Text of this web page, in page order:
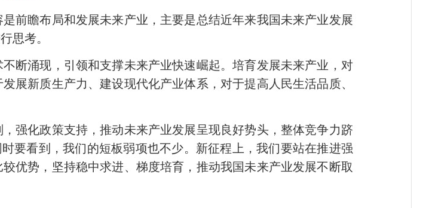
瞻布局和发展未来产业，主要是总结近年来我国未来产业发展
思考。
涌现，引领和支撑未来产业快速崛起。培育发展未来产业，对
展新质生产力、建设现代化产业体系，对于提高人民生活品质、
化政策支持，推动未来产业发展呈现良好势头，整体竞争力跻
要看到，我们的短板弱项也不少。新征程上，我们要站在推进强
优势，坚持稳中求进、梯度培育，推动我国未来产业发展不断取